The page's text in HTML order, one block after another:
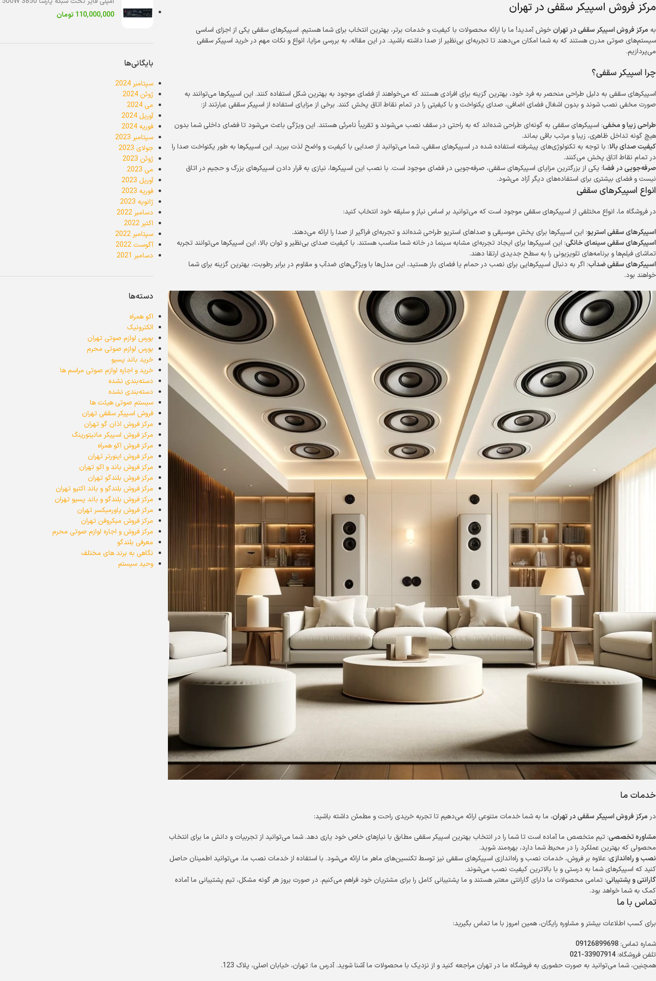
مرکز فروش اسپیکر سقفی در تهران
به مرکز فروش اسپیکر سقفی در تهرانخوش آمدید! ما با ارائه محصولات با کیفیت و خدمات برتر، بهترین انتخاب برای شما هستیم. اسپیکرهای سقفی یکی از اجزای اساسی
سیستم‌های صوتی مدرن هستند که به شما امکان می‌دهند تا تجربه‌ای بی‌نظیر از صدا داشته باشید. در این مقاله، به بررسی مزایا، انواع و نکات مهم در خرید اسپیکر سقفی
می‌پردازیم.
چرا اسپیکر سقفی؟
اسپیکرهای سقفی به دلیل طراحی منحصر به فرد خود، بهترین گزینه برای افرادی هستند که می‌خواهند از فضای موجود به بهترین شکل استفاده کنند. این اسپیکرها می‌توانند به
صورت مخفی نصب شوند و بدون اشغال فضای اضافی، صدای یکنواخت و با کیفیتی را در تمام نقاط اتاق پخش کنند. برخی از مزایای استفاده از اسپیکر سقفی عبارتند از:
طراحی زیبا و مخفی: اسپیکرهای سقفی به گونه‌ای طراحی شده‌اند که به راحتی در سقف نصب می‌شوند و تقریباً نامرئی هستند. این ویژگی باعث می‌شود تا فضای داخلی شما بدون
هیچ گونه تداخل ظاهری، زیبا و مرتب باقی بماند.
کیفیت صدای بالا: با توجه به تکنولوژی‌های پیشرفته استفاده شده در اسپیکرهای سقفی، شما می‌توانید از صدایی با کیفیت و واضح لذت ببرید. این اسپیکرها به طور یکنواخت صدا را
در تمام نقاط اتاق پخش می‌کنند.
صرفه‌جویی در فضا: یکی از بزرگترین مزایای اسپیکرهای سقفی، صرفه‌جویی در فضای موجود است. با نصب این اسپیکرها، نیازی به قرار دادن اسپیکرهای بزرگ و حجیم در اتاق
نیست و فضای بیشتری برای استفاده‌های دیگر آزاد می‌شود.
انواع اسپیکرهای سقفی
در فروشگاه ما، انواع مختلفی از اسپیکرهای سقفی موجود است که می‌توانید بر اساس نیاز و سلیقه خود انتخاب کنید:
اسپیکرهای سقفی استریو: این اسپیکرها برای پخش موسیقی و صداهای استریو طراحی شده‌اند و تجربه‌ای فراگیر از صدا را ارائه می‌دهند.
اسپیکرهای سقفی سینمای خانگی: این اسپیکرها برای ایجاد تجربه‌ای مشابه سینما در خانه شما مناسب هستند. با کیفیت صدای بی‌نظیر و توان بالا، این اسپیکرها می‌توانند تجربه
تماشای فیلم‌ها و برنامه‌های تلویزیونی را به سطح جدیدی ارتقا دهند.
اسپیکرهای سقفی ضدآب: اگر به دنبال اسپیکرهایی برای نصب در حمام یا فضای باز هستید، این مدل‌ها با ویژگی‌های ضدآب و مقاوم در برابر رطوبت، بهترین گزینه برای شما
خواهند بود.
خدمات ما
در مرکز فروش اسپیکر سقفی در تهران، ما به شما خدمات متنوعی ارائه می‌دهیم تا تجربه خریدی راحت و مطمئن داشته باشید:
مشاوره تخصصی: تیم متخصص ما آماده است تا شما را در انتخاب بهترین اسپیکر سقفی مطابق با نیازهای خاص خود یاری دهد. شما می‌توانید از تجربیات و دانش ما برای انتخاب
محصولی که بهترین عملکرد را در محیط شما دارد، بهره‌مند شوید.
نصب و راه‌اندازی: علاوه بر فروش، خدمات نصب و راه‌اندازی اسپیکرهای سقفی نیز توسط تکنسین‌های ماهر ما ارائه می‌شود. با استفاده از خدمات نصب ما، می‌توانید اطمینان حاصل
کنید که اسپیکرهای شما به درستی و با بالاترین کیفیت نصب می‌شوند.
گارانتی و پشتیبانی: تمامی محصولات ما دارای گارانتی معتبر هستند و ما پشتیبانی کامل را برای مشتریان خود فراهم می‌کنیم. در صورت بروز هر گونه مشکل، تیم پشتیبانی ما آماده
کمک به شما خواهد بود.
تماس با ما
برای کسب اطلاعات بیشتر و مشاوره رایگان، همین امروز با ما تماس بگیرید:
شماره تماس: 09126899698
تلفن فروشگاه: 33907914-021
همچنین، شما می‌توانید به صورت حضوری به فروشگاه ما در تهران مراجعه کنید و از نزدیک با محصولات ما آشنا شوید. آدرس ما: تهران، خیابان اصلی، پلاک 123.
110,000,000 تومان
بایگانی‌ها
سپتامبر 2024
ژوئن 2024
می 2024
آوریل 2024
فوریه 2024
سپتامبر 2023
جولای 2023
ژوئن 2023
می 2023
آوریل 2023
فوریه 2023
ژانویه 2023
دسامبر 2022
اکتبر 2022
سپتامبر 2022
آگوست 2022
دسامبر 2021
دسته‌ها
اکو همراه
الکترونیک
بورس لوازم صوتی تهران
بورس لوازم صوتی محرم
خرید باند پسیو
خرید و اجاره لوازم صوتی مراسم ها
دسته‌بندی نشده
دسته‌بندی نشده
سیستم صوتی هیئت ها
فروش اسپیکر سقفی تهران
مرکز فروش اذان گو تهران
مرکز فروش اسپیکر مانیتورینگ
مرکز فروش اکو همراه
مرکز فروش اینورتر تهران
مرکز فروش باند و اکو تهران
مرکز فروش بلندگو تهران
مرکز فروش بلندگو و باند اکتیو تهران
مرکز فروش بلندگو و باند پسیو تهران
مرکز فروش پاورمیکسر تهران
مرکز فروش میکروفن تهران
مرکز فروش و اجاره لوازم صوتی محرم
معرفی بلندگو
نگاهی به برند های مختلف
وحید سیستم